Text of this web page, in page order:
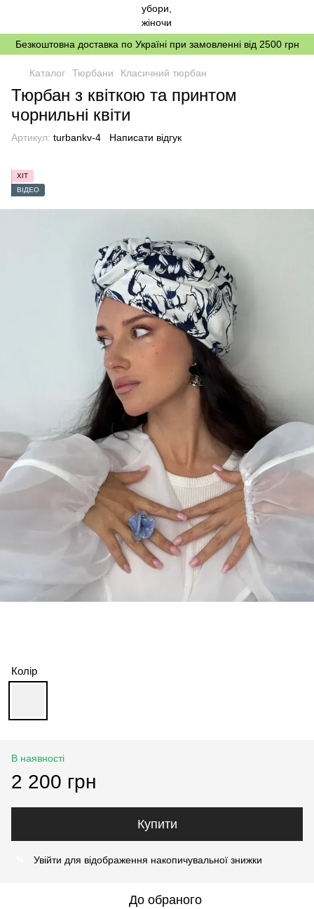
Безкоштовна доставка по Україні при замовленні від 2500 грн
Каталог Тюрбани Класичний тюрбан
Тюрбан з квіткою та принтом
чорнильні квіти
Артикул: turbankv-4 Написати відгук
ХІТ
ВІДЕО
Колір
В наявності
2 200 грн
Купити
Увійти для відображення накопичувальної знижки
До обраного